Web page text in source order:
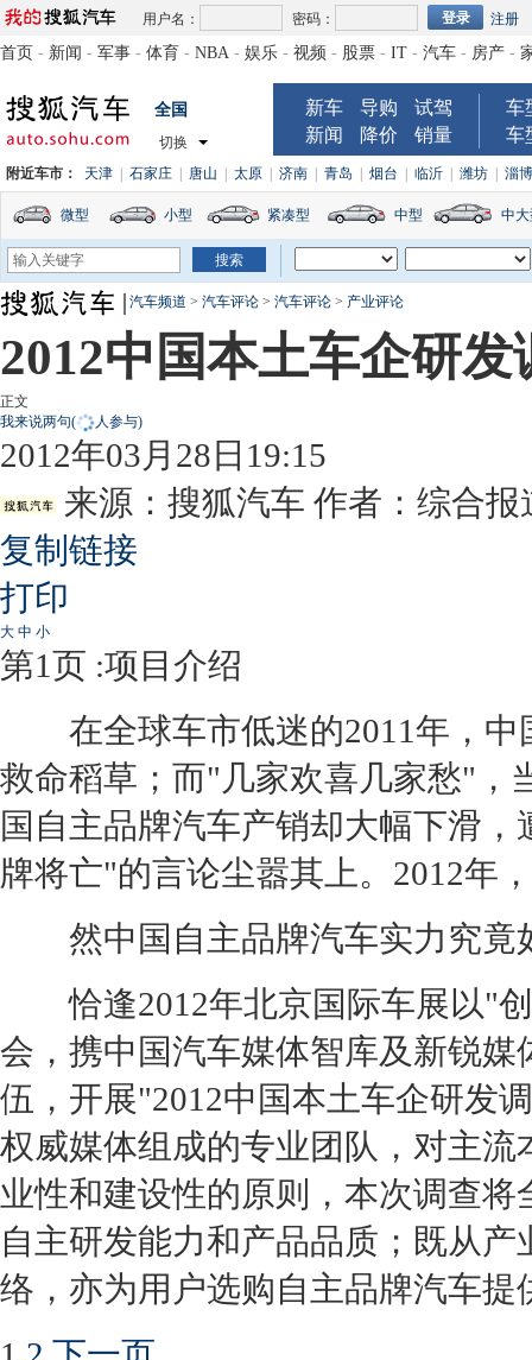
用户名： 密码： 注册
首页 - 新闻 - 军事 - 体育 - NBA - 娱乐 - 视频 - 股票 - IT - 汽车 - 房产 -
全国
切换
新车 导购
试驾
新闻
降价 销量
车
车
附近车市： 天津 石家庄 唐山 太原 济南 青岛 烟台 临沂 潍坊 淄博
微型 小型 紧凑型 中型 中
汽车频道 > 汽车评论 > 汽车评论 > 产业评论
2012中国本土车企研
正文
我来说两句( 人参与)
2012年03月28日19:15
来源： 搜狐汽车 作者：综合报
复制链接
打印
大 中 小
第1页 :项目介绍
在全球车市低迷的2011年，中
救命稻草；而"几家欢喜几家愁"，
国自主品牌汽车产销却大幅下滑
牌将亡"的言论尘嚣其上。2012年
然中国自主品牌汽车实力究竟
恰逢2012年北京国际车展以"创
会，携中国汽车媒体智库及新锐
伍，开展"2012中国本土车企研发
权威媒体组成的专业团队，对主
业性和建设性的原则，本次调查
自主研发能力和产品品质；既从
络，亦为用户选购自主品牌汽车提